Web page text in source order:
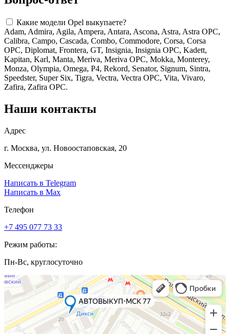
Какие модели Opel выкупаете?
Adam, Admira, Agila, Ampera, Antara, Ascona, Astra, Astra OPC,
Calibra, Campo, Cascada, Combo, Commodore, Corsa, Corsa
OPC, Diplomat, Frontera, GT, Insignia, Insignia OPC, Kadett,
Kapitan, Karl, Manta, Meriva, Meriva OPC, Mokka, Monterey,
Monza, Olympia, Omega, P4, Rekord, Senator, Signum, Sintra,
Speedster, Super Six, Tigra, Vectra, Vectra OPC, Vita, Vivaro,
Zafira, Zafira OPC.
Наши контакты
Адрес
г. Москва, ул. Новоостаповская, 20
Мессенджеры
Написать в Telegram
Написать в Max
Телефон
+7 495 077 73 33
Режим работы:
Пн-Вс, круглосуточно